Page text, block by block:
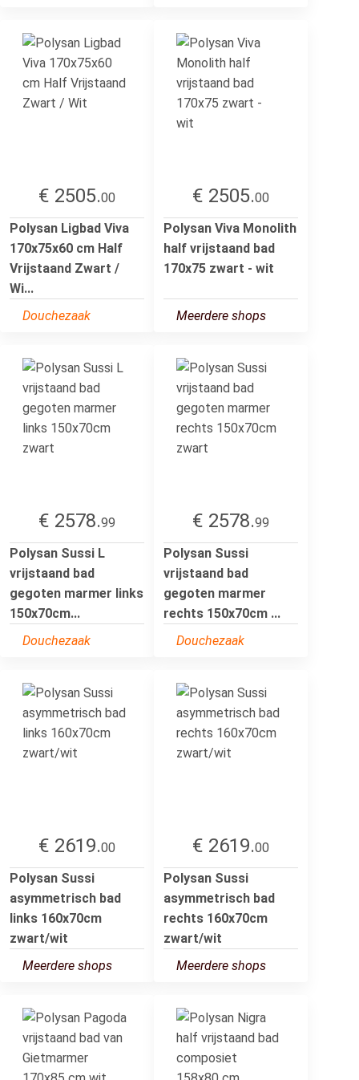
€ 2505.00
Polysan Ligbad Viva
170x75x60 cm Half
Vrijstaand Zwart /
Wi...
Douchezaak
€ 2505.00
Polysan Viva Monolith
half vrijstaand bad
170x75 zwart - wit
Meerdere shops
€ 2578.99
Polysan Sussi L
vrijstaand bad
gegoten marmer links
150x70cm...
Douchezaak
€ 2578.99
Polysan Sussi
vrijstaand bad
gegoten marmer
rechts 150x70cm ...
Douchezaak
€ 2619.00
Polysan Sussi
asymmetrisch bad
links 160x70cm
zwart/wit
Meerdere shops
€ 2619.00
Polysan Sussi
asymmetrisch bad
rechts 160x70cm
zwart/wit
Meerdere shops